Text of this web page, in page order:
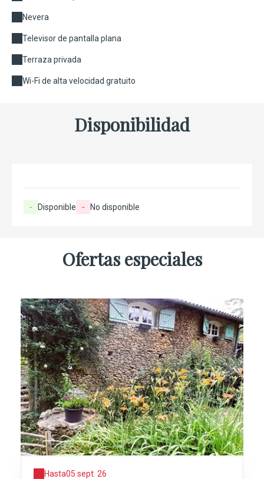
Nevera
Televisor de pantalla plana
Terraza privada
Wi-Fi de alta velocidad gratuito
Disponibilidad
- Disponible - No disponible
Ofertas especiales
Hasta05 sept. 26